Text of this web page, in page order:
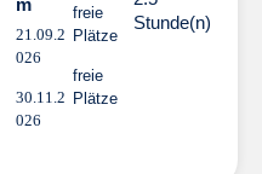
21.09.2
026
30.11.2
026
freie
Plätze
freie
Plätze
Stunde(n)